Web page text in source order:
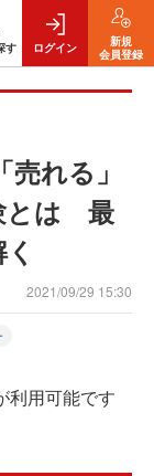
す ログイン
新規
会員登録
れる」
とは 最
2021/09/29 15:30
利用可能です